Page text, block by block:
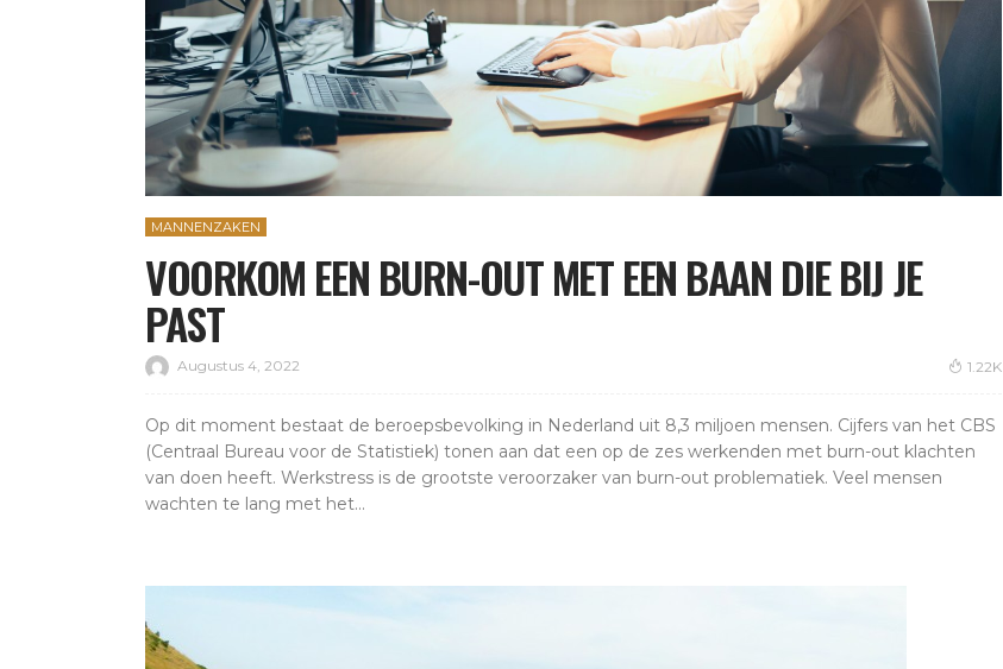
MANNENZAKEN
VOORKOM EEN BURN-OUT MET EEN BAAN DIE BIJ JE
PAST
Augustus 4, 2022 1.22K
Op dit moment bestaat de beroepsbevolking in Nederland uit 8,3 miljoen mensen. Cijfers van het CBS
(Centraal Bureau voor de Statistiek) tonen aan dat een op de zes werkenden met burn-out klachten
van doen heeft. Werkstress is de grootste veroorzaker van burn-out problematiek. Veel mensen
wachten te lang met het...